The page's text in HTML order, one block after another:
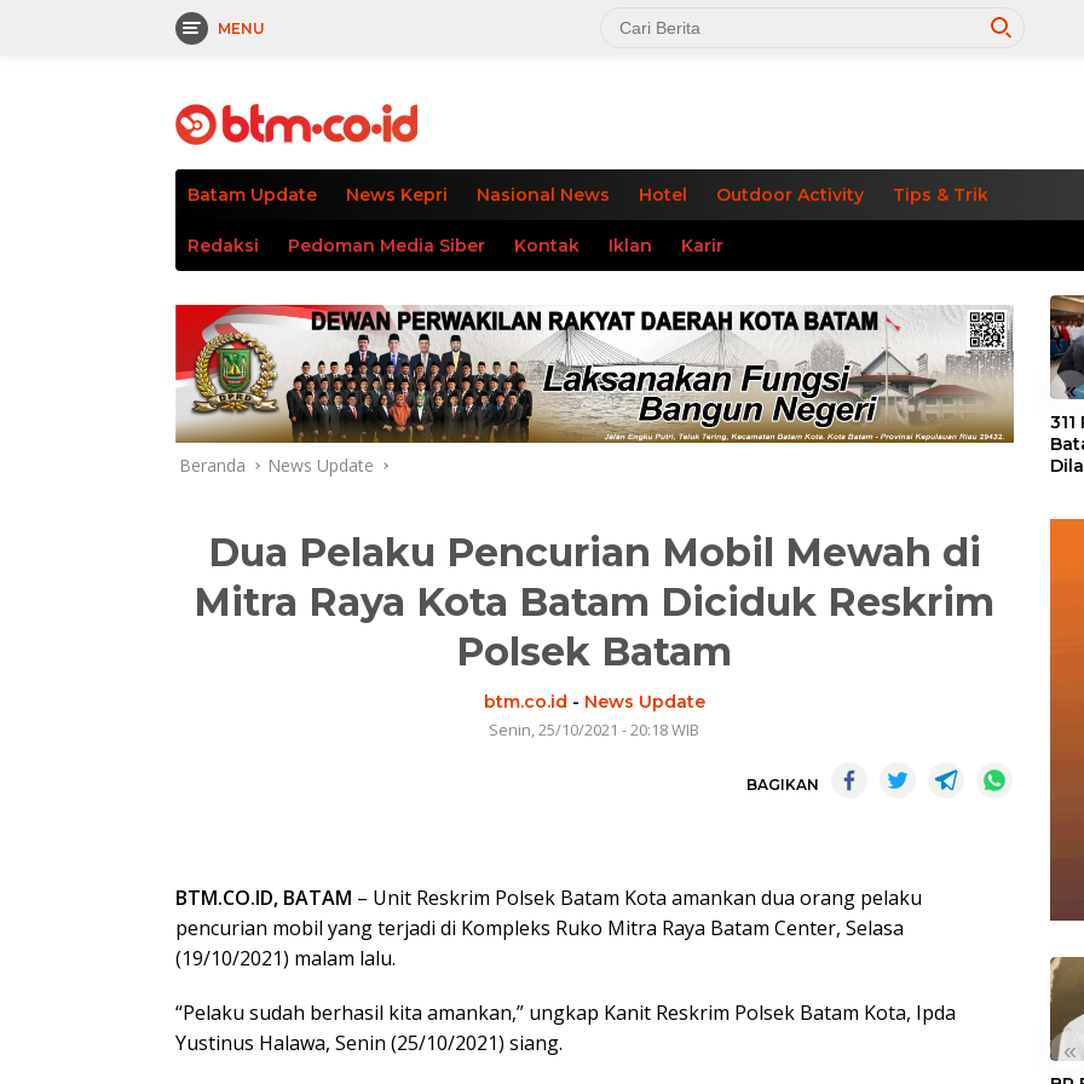
MENU
Batam Update News Kepri Nasional News Hotel Outdoor Activity Tips & Trik
Redaksi Pedoman Media Siber Kontak Iklan Karir
Beranda News Update
Dua Pelaku Pencurian Mobil Mewah di
Mitra Raya Kota Batam Diciduk Reskrim
Polsek Batam
btm.co.id - News Update
Senin, 25/10/2021 - 20:18 WIB
BAGIKAN
BTM.CO.ID, BATAM – Unit Reskrim Polsek Batam Kota amankan dua orang pelaku
pencurian mobil yang terjadi di Kompleks Ruko Mitra Raya Batam Center, Selasa
(19/10/2021) malam lalu.
“Pelaku sudah berhasil kita amankan,” ungkap Kanit Reskrim Polsek Batam Kota, Ipda
Yustinus Halawa, Senin (25/10/2021) siang.
«
«